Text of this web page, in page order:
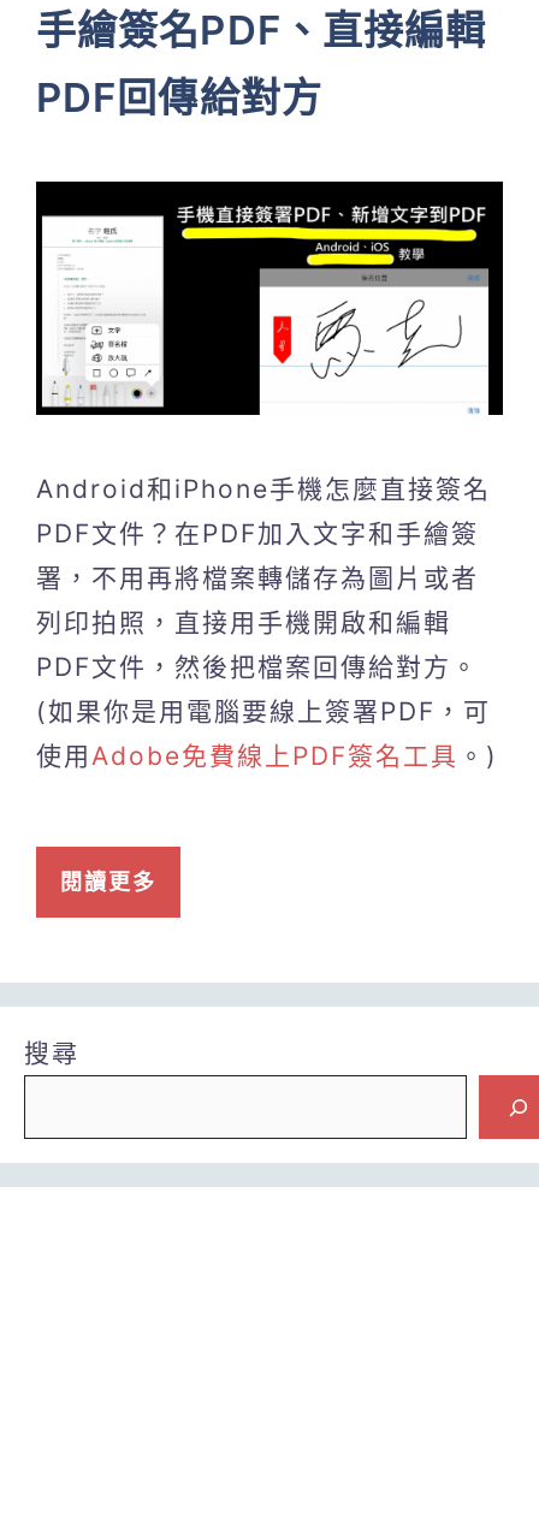
手繪簽名PDF、直接編輯
PDF回傳給對方
Android和iPhone手機怎麼直接簽名
PDF文件？在PDF加入文字和手繪簽
署，不用再將檔案轉儲存為圖片或者
列印拍照，直接用手機開啟和編輯
PDF文件，然後把檔案回傳給對方。
(如果你是用電腦要線上簽署PDF，可
使用 Adobe免費線上PDF簽名工具 。)
閱讀更多
搜尋